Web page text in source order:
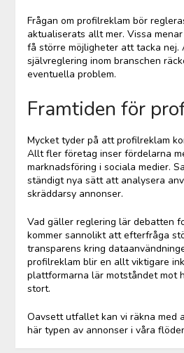
Frågan om profilreklam bör
aktualiserats allt mer. Vissa
få större möjligheter att tacka nej.
självreglering inom branschen
eventuella problem.
Framtiden för
Mycket tyder på att profilreklam
Allt fler företag inser fördelarna
marknadsföring i sociala medier.
ständigt nya sätt att analysera
skräddarsy annonser.
Vad gäller reglering lär debatten
kommer sannolikt att efterfråga
transparens kring
profilreklam blir en allt viktigare
plattformarna lär motståndet mot
stort.
Oavsett utfallet kan vi räkna med
här typen av annonser i våra